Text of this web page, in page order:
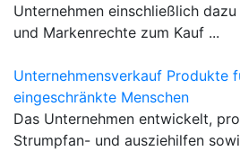
Unternehmen einschließlich
und Markenrechte zum Kauf ...
Unternehmensverkauf Produkte
eingeschränkte Menschen
Das Unternehmen entwickelt,
Strumpfan- und ausziehilfen